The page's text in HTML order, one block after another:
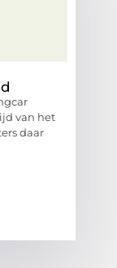
van het
daar